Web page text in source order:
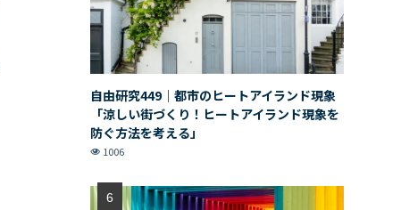
自由研究449｜都市のヒートアイランド現象
「涼しい街づくり！ヒートアイランド現象を
防ぐ方法を考える」
1006